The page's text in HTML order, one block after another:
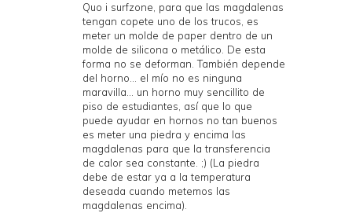
Quo i surfzone, para que las magdalenas
tengan copete uno de los trucos, es
meter un molde de paper dentro de un
molde de silicona o metálico. De esta
forma no se deforman. También depende
del horno... el mío no es ninguna
maravilla... un horno muy sencillito de
piso de estudiantes, así que lo que
puede ayudar en hornos no tan buenos
es meter una piedra y encima las
magdalenas para que la transferencia
de calor sea constante. ;) (La piedra
debe de estar ya a la temperatura
deseada cuando metemos las
magdalenas encima).